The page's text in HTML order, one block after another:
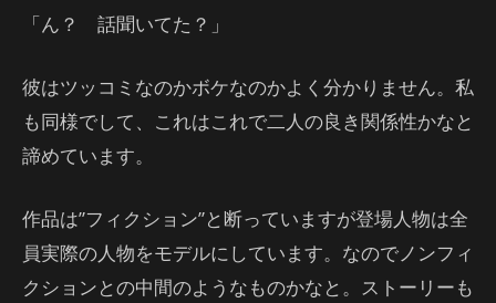
「ん？ 話聞いてた？」
彼はツッコミなのかボケなのかよく分かりません。私
も同様でして、これはこれで二人の良き関係性かなと
諦めています。
作品は”フィクション”と断っていますが登場人物は全
員実際の人物をモデルにしています。なのでノンフィ
クションとの中間のようなものかなと。ストーリーも